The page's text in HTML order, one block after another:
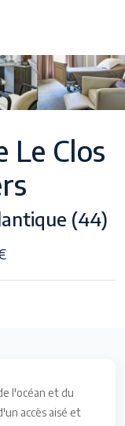
Le Clos
(44)
l'océan et du
accès aisé et